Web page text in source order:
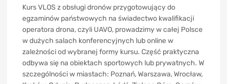
Kurs VLOS z obsługi dronów przygotowujący do
egzaminów państwowych na świadectwo kwalifikacji
operatora drona, czyli UAVO, prowadzimy w całej Polsce
w dużych salach konferencyjnych lub online w
zależności od wybranej formy kursu. Część praktyczna
odbywa się na obiektach sportowych lub prywatnych. W
szczególności w miastach: Poznań, Warszawa, Wrocław,